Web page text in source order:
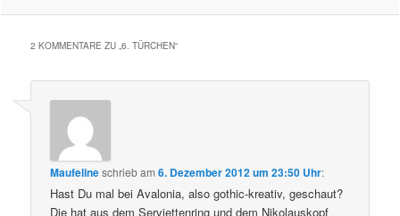
2 KOMMENTARE ZU „6. TÜRCHEN“
Maufelineschriebam6. Dezember 2012 um 23:50 Uhr:
Hast Du mal bei Avalonia, also gothic-kreativ, geschaut?
Die hat aus dem Serviettenring und dem Nikolauskopf